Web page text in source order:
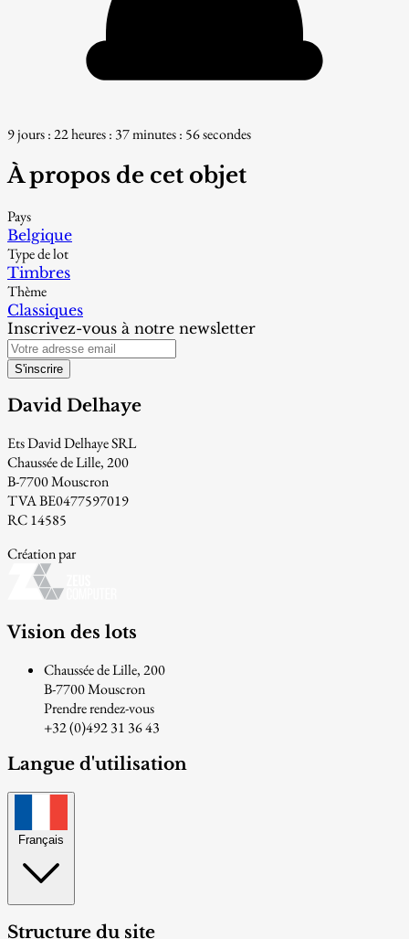
9 jours : 22 heures : 37 minutes : 55 secondes
À propos de cet objet
Pays
Belgique
Type de lot
Timbres
Thème
Classiques
Inscrivez-vous à notre newsletter
S'inscrire
David Delhaye
Ets David Delhaye SRL
Chaussée de Lille, 200
B-7700 Mouscron
TVA BE0477597019
RC 14585
Création par
Vision des lots
Chaussée de Lille, 200
B-7700 Mouscron
Prendre rendez-vous
+32 (0)492 31 36 43
Langue d'utilisation
Français
Structure du site